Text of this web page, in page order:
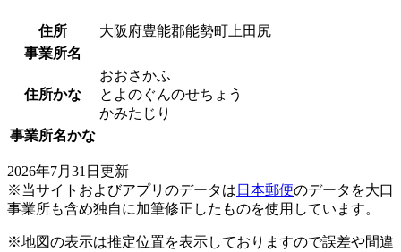
住所
大阪府豊能郡能勢町上田尻
事業所名
住所かな
おおさかふ
とよのぐんのせちょう
かみたじり
事業所名かな
2026年7月31日更新
※当サイトおよびアプリのデータは 日本郵便のデータを大口
事業所も含め独自に加筆修正したものを使用しています。
※地図の表示は推定位置を表示しておりますので誤差や間違